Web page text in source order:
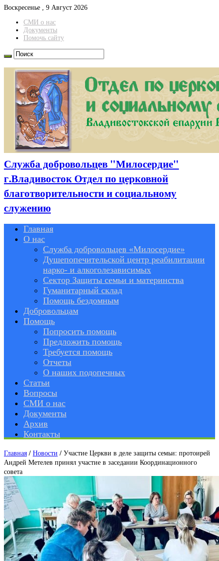
Воскресенье , 9 Август 2026
СМИ о нас
Документы
Помочь сайту
Служба добровольцев "Милосердие"
г.Владивосток Отдел по церковной
благотворительности и социальному
служению
Главная
О нас
Служба добровольцев «Милосердие»
Душепопечительской центр реабилитации
нарко- и алкоголезависимых
Сектор Защиты семьи и материнства
Гуманитарный склад
Помощь бездомным
Добровольцам
Помощь
Попросить помощь
Предложить помощь
Требуется помощь
Отчеты
О наших подопечных
Статьи
Вопросы
СМИ о нас
Документы
Архив
Контакты
Главная / Новости / Участие Церкви в деле защиты семьи: протоирей
Андрей Метелев принял участие в заседании Координационного
совета